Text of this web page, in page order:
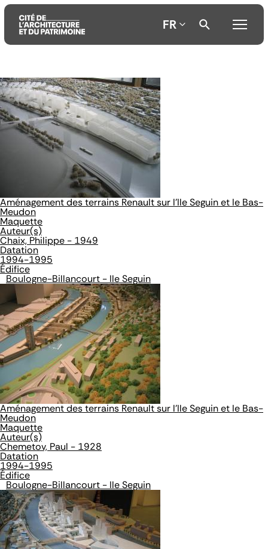
Aller
au
contenu
principal
Aller
au
menu
principal
Aller
à
la
recherche
FR
Aménagement des terrains Renault sur l'Ile Seguin et le Bas-
Meudon
Maquette
Auteur(s)
Chaix, Philippe - 1949
Datation
1994-1995
Édifice
Boulogne-Billancourt - Ile Seguin
Aménagement des terrains Renault sur l'Ile Seguin et le Bas-
Meudon
Maquette
Auteur(s)
Chemetov, Paul - 1928
Datation
1994-1995
Édifice
Boulogne-Billancourt - Ile Seguin